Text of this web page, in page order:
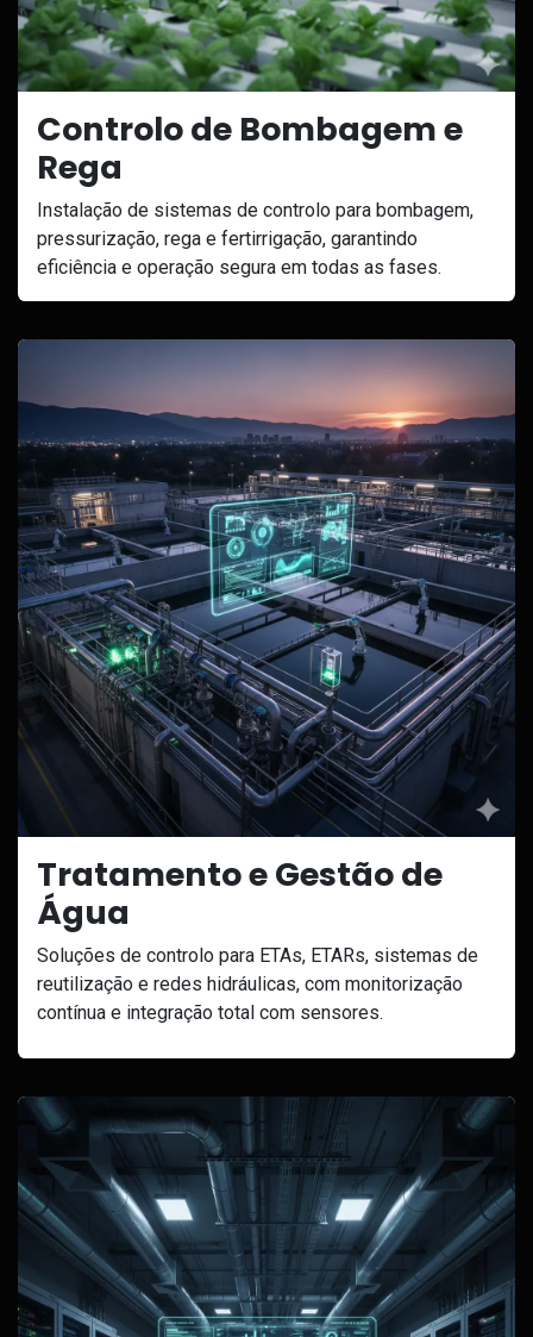
Controlo de Bombagem e
Rega
Instalação de sistemas de controlo para bombagem,
pressurização, rega e fertirrigação, garantindo
eficiência e operação segura em todas as fases.
Tratamento e Gestão de
Água
Soluções de controlo para ETAs, ETARs, sistemas de
reutilização e redes hidráulicas, com monitorização
contínua e integração total com sensores.